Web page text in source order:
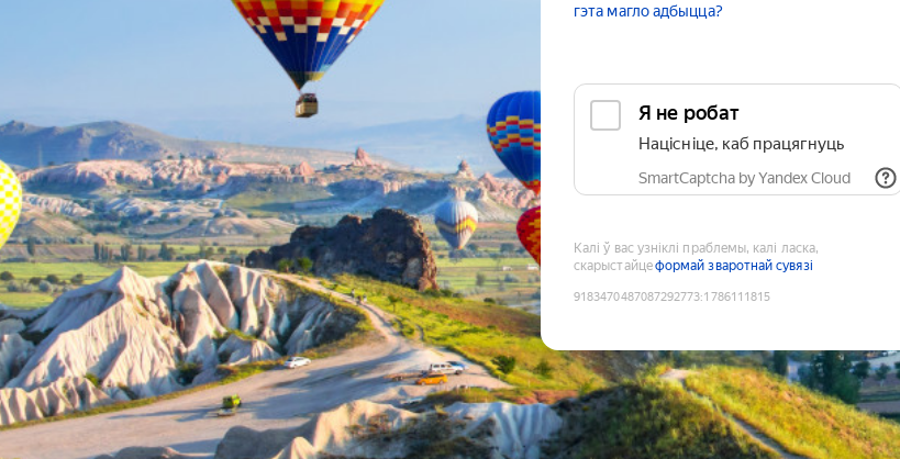
гэта магло адбыцца?
Я не робат
Націсніце, каб працягнуць
SmartCaptcha by Yandex Cloud
Калі ў вас узніклі праблемы, калі ласка,
скарыстайцеформай зваротнай сувязі
9183470487087292773:1786111815